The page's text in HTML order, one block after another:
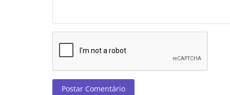
Postar Comentário